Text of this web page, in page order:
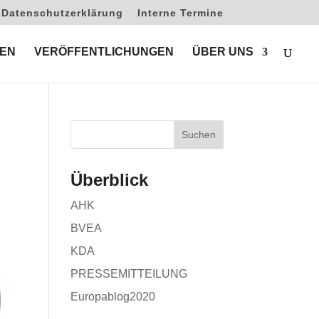
Datenschutzerklärung Interne Termine
VERÖFFENTLICHUNGEN ÜBER UNS
Überblick
AHK
BVEA
KDA
PRESSEMITTEILUNG
Europablog2020